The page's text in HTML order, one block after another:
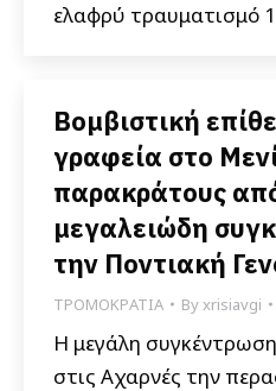
ελαφρύ τραυματισμό
Βομβιστική
γραφεία στο
παρακράτους
μεγαλειώδη
την Ποντιακή
ΤΡΟΜΟΚΡΑΤΙΑ Byxrisiavgi
Η μεγάλη
στις Αχαρνές την